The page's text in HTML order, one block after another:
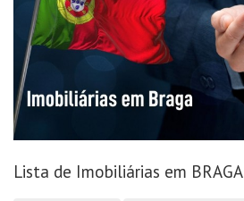
Lista de Imobiliárias em BRAGA